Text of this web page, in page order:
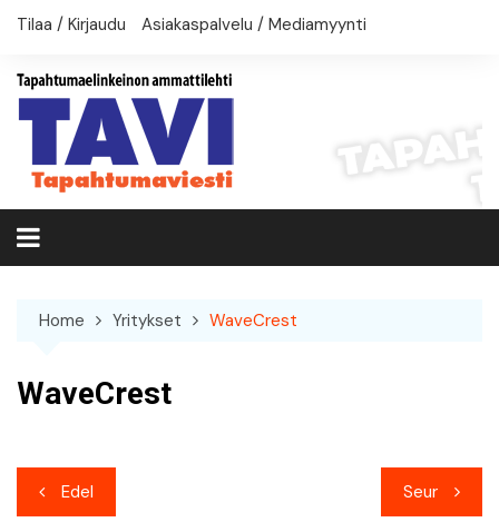
Skip
Tilaa / Kirjaudu Asiakaspalvelu / Mediamyynti
Home Yritykset WaveCrest
WaveCrest
Artikkelien
Edel Seur